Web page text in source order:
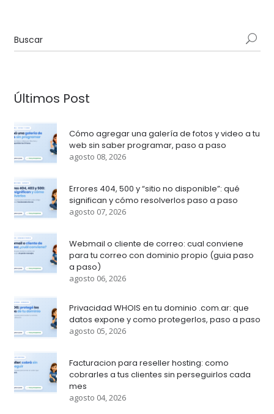
Últimos Post
Cómo agregar una galería de fotos y video a tu
web sin saber programar, paso a paso
agosto 08, 2026
Errores 404, 500 y “sitio no disponible”: qué
significan y cómo resolverlos paso a paso
agosto 07, 2026
Webmail o cliente de correo: cual conviene
para tu correo con dominio propio (guia paso
a paso)
agosto 06, 2026
Privacidad WHOIS en tu dominio .com.ar: que
datos expone y como protegerlos, paso a paso
agosto 05, 2026
Facturacion para reseller hosting: como
cobrarles a tus clientes sin perseguirlos cada
mes
agosto 04, 2026